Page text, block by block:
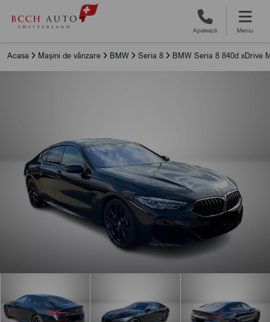
Apelează Meniu
Acasa Mașini de vânzare BMW Seria 8 BMW Seria 8 840d xDrive